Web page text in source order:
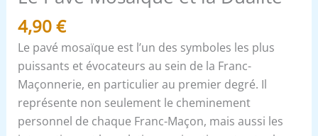
4,90€
Le pavé mosaïque est l’un des symboles les plus
puissants et évocateurs au sein de la Franc-
Maçonnerie, en particulier au premier degré. Il
représente non seulement le cheminement
personnel de chaque Franc-Maçon, mais aussi les